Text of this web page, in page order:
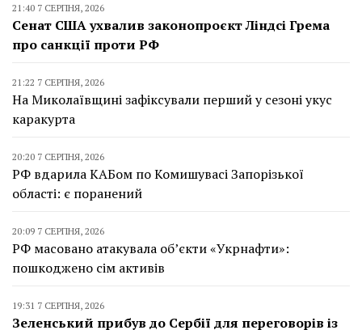
21:40 7 СЕРПНЯ, 2026
Сенат США ухвалив законопроєкт Ліндсі Грема
про санкції проти РФ
21:22 7 СЕРПНЯ, 2026
На Миколаївщині зафіксували перший у сезоні укус
каракурта
20:20 7 СЕРПНЯ, 2026
РФ вдарила КАБом по Комишувасі Запорізької
області: є поранений
20:09 7 СЕРПНЯ, 2026
РФ масовано атакувала об’єкти «Укрнафти»:
пошкоджено сім активів
19:31 7 СЕРПНЯ, 2026
Зеленський прибув до Сербії для переговорів із